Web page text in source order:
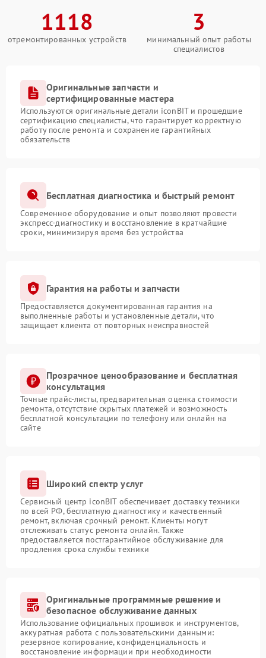
1118
отремонтированных устройств
3
минимальный опыт работы
специалистов
Оригинальные запчасти и
сертифицированные мастера
Используются оригинальные детали iconBIT и прошедшие
сертификацию специалисты, что гарантирует корректную
работу после ремонта и сохранение гарантийных
обязательств
Бесплатная диагностика и быстрый ремонт
Современное оборудование и опыт позволяют провести
экспресс-диагностику и восстановление в кратчайшие
сроки, минимизируя время без устройства
Гарантия на работы и запчасти
Предоставляется документированная гарантия на
выполненные работы и установленные детали, что
защищает клиента от повторных неисправностей
Прозрачное ценообразование и бесплатная
консультация
Точные прайс-листы, предварительная оценка стоимости
ремонта, отсутствие скрытых платежей и возможность
бесплатной консультации по телефону или онлайн на
сайте
Широкий спектр услуг
Сервисный центр iconBIT обеспечивает доставку техники
по всей РФ, бесплатную диагностику и качественный
ремонт, включая срочный ремонт. Клиенты могут
отслеживать статус ремонта онлайн. Также
предоставляется постгарантийное обслуживание для
продления срока службы техники
Оригинальные программные решение и
безопасное обслуживание данных
Использование официальных прошивок и инструментов,
аккуратная работа с пользовательскими данными:
резервное копирование, конфиденциальность и
восстановление информации при необходимости